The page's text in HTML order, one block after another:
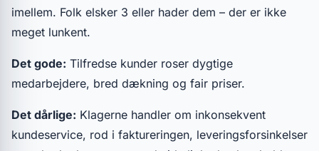
imellem. Folk elsker 3 eller hader dem – der er ikke
meget lunkent.
Det gode: Tilfredse kunder roser dygtige
medarbejdere, bred dækning og fair priser.
Det dårlige: Klagerne handler om inkonsekvent
kundeservice, rod i faktureringen, leveringsforsinkelser